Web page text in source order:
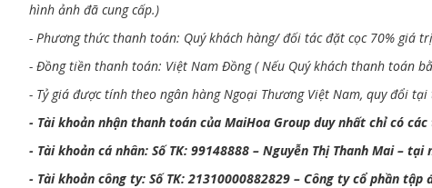
hình ảnh đã cung cấp.)
- Phương thức thanh toán: Quý khách hàng/ đối tác đặt cọc 70% giá
- Đồng tiền thanh toán: Việt Nam Đồng ( Nếu Quý khách thanh toán
- Tỷ giá được tính theo ngân hàng Ngoại Thương Việt Nam, quy đổi
- Tài khoản nhận thanh toán của MaiHoa Group duy nhất chỉ có
- Tài khoản cá nhân: Số TK: 99148888 – Nguyễn Thị Thanh Mai – tại
- Tài khoản công ty: Số TK: 21310000882829 – Công ty cổ phần